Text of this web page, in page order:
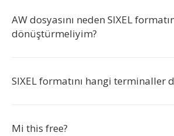
AW dosyasını neden SIXEL
dönüştürmeliyim?
SIXEL formatını hangi terminaller
Mi this free?